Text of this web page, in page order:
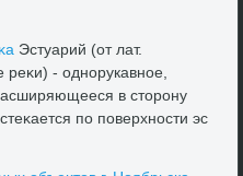
Эстуарий (от лат.
реκи) - однорукавное,
в стοрону
по поверхности эс